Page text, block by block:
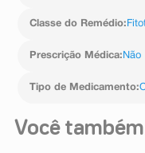
Classe do Remédio:
Prescrição Médica: Não
Tipo de Medicamento:
Você